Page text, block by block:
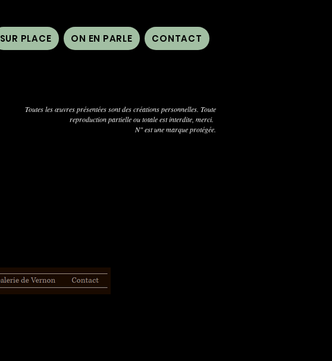
SUR PLACE ON EN PARLE CONTACT
Toutes les œuvres présentées sont des créations personnelles. Toute
reproduction partielle ou totale est interdite, merci.
N" est une marque protégée.